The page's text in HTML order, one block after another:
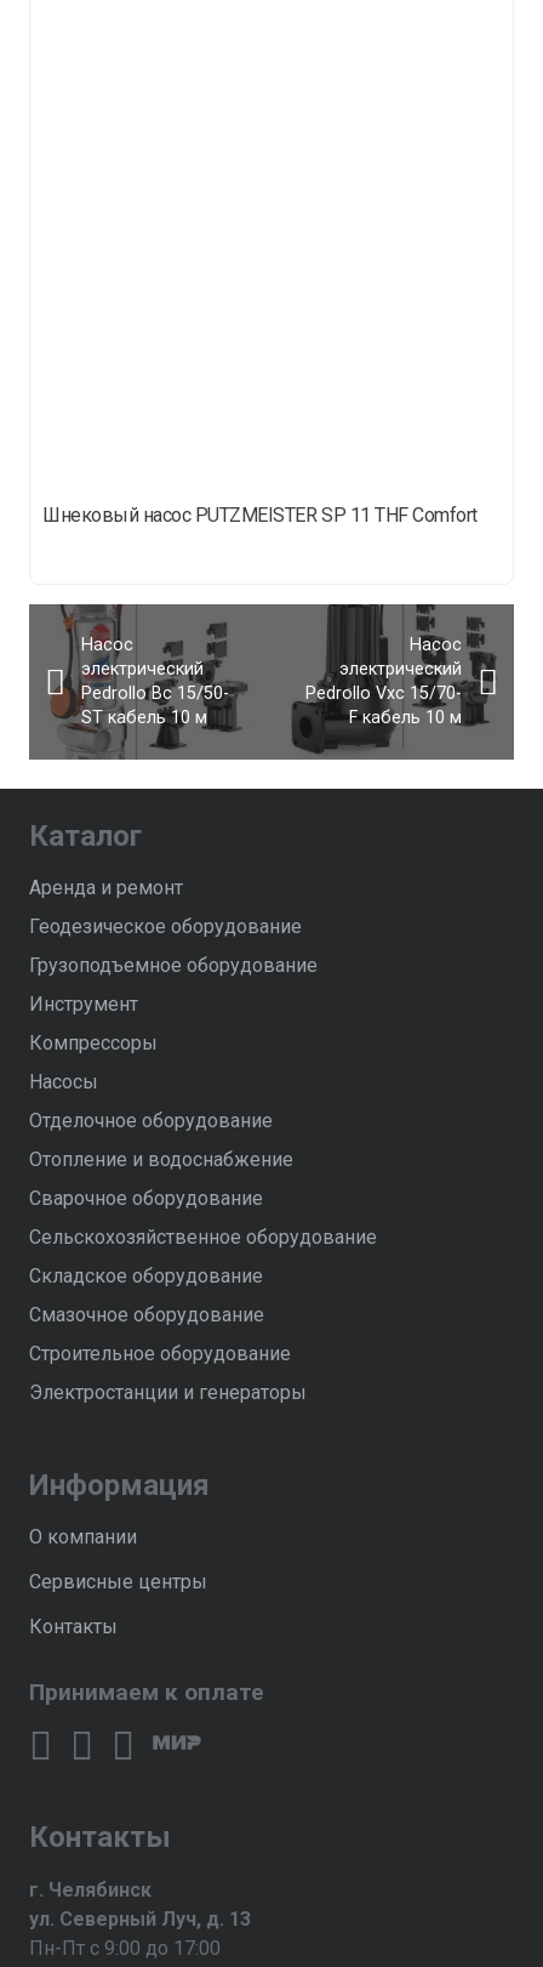
Шнековый насос PUTZMEISTER SP 11 THF Comfort
Насос
электрический
Pedrollo Bc 15/50-
ST кабель 10 м
Насос
электрический
Pedrollo Vxc 15/70-
F кабель 10 м
Каталог
Аренда и ремонт
Геодезическое оборудование
Грузоподъемное оборудование
Инструмент
Компрессоры
Насосы
Отделочное оборудование
Отопление и водоснабжение
Сварочное оборудование
Сельскохозяйственное оборудование
Складское оборудование
Смазочное оборудование
Строительное оборудование
Электростанции и генераторы
Информация
О компании
Сервисные центры
Контакты
Принимаем к оплате
Контакты
г. Челябинск
ул. Северный Луч, д. 13
Пн-Пт с 9:00 до 17:00